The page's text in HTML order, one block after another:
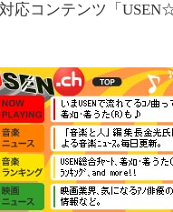
対応コンテンツ「